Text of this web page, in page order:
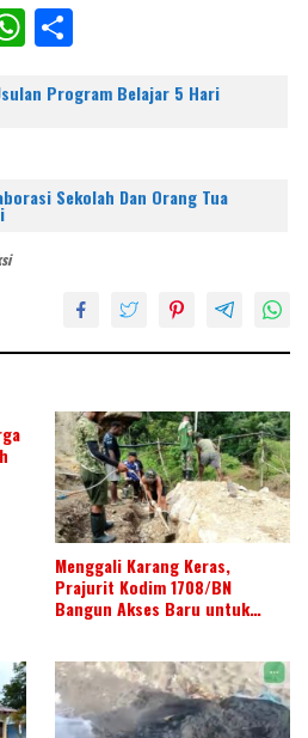
W
at
A
p
ar
Program Belajar 5 Hari
Sekolah Dan Orang Tua
Menggali Karang Keras,
Prajurit Kodim 1708/BN
Bangun Akses Baru untuk